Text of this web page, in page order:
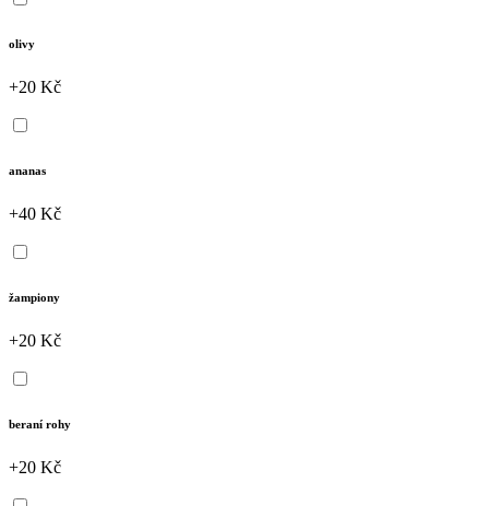
olivy
+20 Kč
ananas
+40 Kč
žampiony
+20 Kč
beraní rohy
+20 Kč